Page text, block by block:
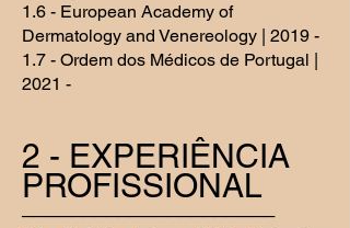
1.6 - European Academy of
Dermatology and Venereology | 2019 -
1.7 - Ordem dos Médicos de Portugal |
2021 -
2 - EXPERIÊNCIA
PROFISSIONAL
─────────────────────